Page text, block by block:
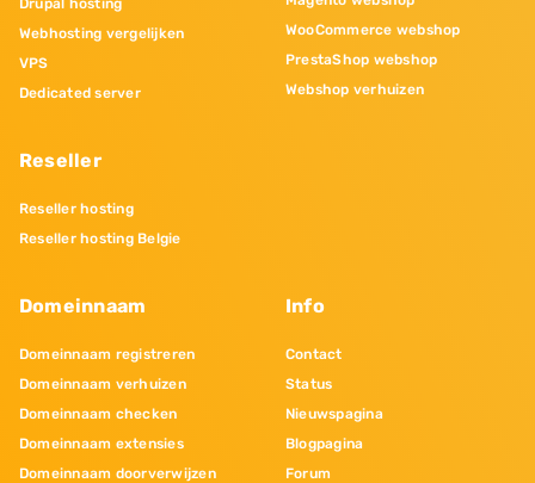
Drupal hosting
Webhosting vergelijken
VPS
Dedicated server
Reseller
Reseller hosting
Reseller hosting Belgie
WooCommerce webshop
PrestaShop webshop
Webshop verhuizen
Domeinnaam
Domeinnaam registreren
Domeinnaam verhuizen
Domeinnaam checken
Domeinnaam extensies
Domeinnaam doorverwijzen
Info
Contact
Status
Nieuwspagina
Blogpagina
Forum